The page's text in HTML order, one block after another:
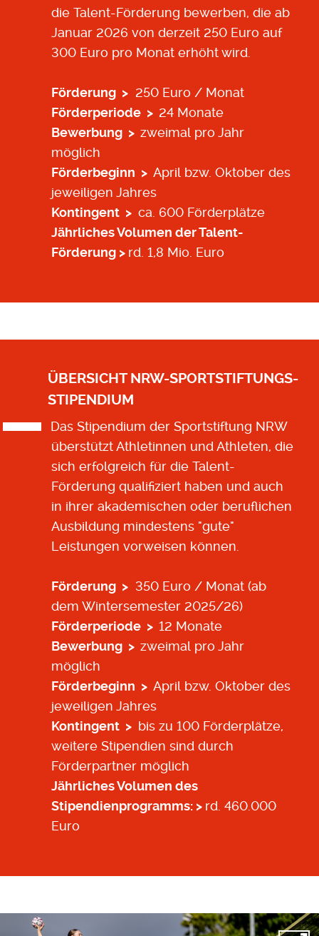
die Talent-Förderung bewerben, die ab
Januar 2026 von derzeit 250 Euro auf
300 Euro pro Monat erhöht wird.
Förderung > 250 Euro / Monat
Förderperiode > 24 Monate
Bewerbung > zweimal pro Jahr
möglich
Förderbeginn > April bzw. Oktober des
jeweiligen Jahres
Kontingent > ca. 600 Förderplätze
Jährliches Volumen der Talent-
Förderung > rd. 1,8 Mio. Euro
ÜBERSICHT NRW-SPORTSTIFTUNGS-
STIPENDIUM
Das Stipendium der Sportstiftung NRW
überstützt Athletinnen und Athleten, die
sich erfolgreich für die Talent-
Förderung qualifiziert haben und auch
in ihrer akademischen oder beruflichen
Ausbildung mindestens "gute"
Leistungen vorweisen können.
Förderung > 350 Euro / Monat (ab
dem Wintersemester 2025/26)
Förderperiode > 12 Monate
Bewerbung > zweimal pro Jahr
möglich
Förderbeginn > April bzw. Oktober des
jeweiligen Jahres
Kontingent > bis zu 100 Förderplätze,
weitere Stipendien sind durch
Förderpartner möglich
Jährliches Volumen des
Stipendienprogramms: > rd. 460.000
Euro